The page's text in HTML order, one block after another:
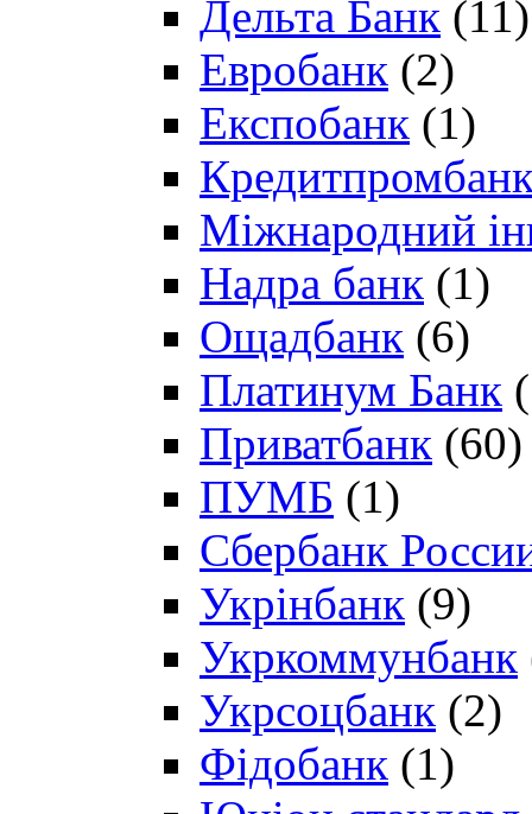
Дельта Банк (11)
Евробанк (2)
Експобанк (1)
Міжнародний
Надра банк (1)
Ощадбанк (6)
Платинум Банк
Приватбанк (60)
ПУМБ (1)
Сбербанк
Укрінбанк (9)
Укркоммунбанк
Укрсоцбанк (2)
Фідобанк (1)